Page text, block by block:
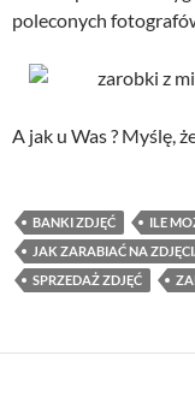
poleconych
A jak u Was ? Myślę,
BANKI ZDJĘĆ
ILE
JAK ZARABIAĆ NA
SPRZEDAŻ ZDJĘĆ